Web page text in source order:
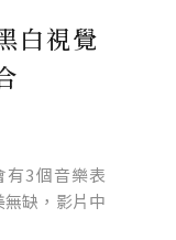
白視覺
有3個音樂表
缺，影片中